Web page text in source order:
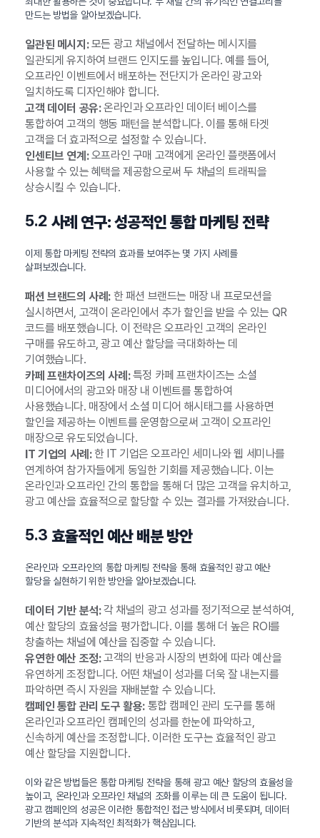
만드는 방법을 알아보겠습니다.
일관된 메시지:모든 광고 채널에서 전달하는 메시지를
일관되게 유지하여 브랜드 인지도를 높입니다. 예를 들어,
오프라인 이벤트에서 배포하는 전단지가 온라인 광고와
일치하도록 디자인해야 합니다.
고객 데이터 공유:온라인과 오프라인 데이터 베이스를
통합하여 고객의 행동 패턴을 분석합니다. 이를 통해 타겟
고객을 더 효과적으로 설정할 수 있습니다.
인센티브 연계:오프라인 구매 고객에게 온라인 플랫폼에서
사용할 수 있는 혜택을 제공함으로써 두 채널의 트래픽을
상승시킬 수 있습니다.
5.2 사례 연구: 성공적인 통합 마케팅 전략
이제 통합 마케팅 전략의 효과를 보여주는 몇 가지 사례를
살펴보겠습니다.
패션 브랜드의 사례:한 패션 브랜드는 매장 내 프로모션을
실시하면서, 고객이 온라인에서 추가 할인을 받을 수 있는 QR
코드를 배포했습니다. 이 전략은 오프라인 고객의 온라인
구매를 유도하고, 광고 예산 할당을 극대화하는 데
기여했습니다.
카페 프랜차이즈의 사례:특정 카페 프랜차이즈는 소셜
미디어에서의 광고와 매장 내 이벤트를 통합하여
사용했습니다. 매장에서 소셜 미디어 해시태그를 사용하면
할인을 제공하는 이벤트를 운영함으로써 고객이 오프라인
매장으로 유도되었습니다.
IT 기업의 사례:한 IT 기업은 오프라인 세미나와 웹 세미나를
연계하여 참가자들에게 동일한 기회를 제공했습니다. 이는
온라인과 오프라인 간의 통합을 통해 더 많은 고객을 유치하고,
광고 예산을 효율적으로 할당할 수 있는 결과를 가져왔습니다.
5.3 효율적인 예산 배분 방안
온라인과 오프라인의 통합 마케팅 전략을 통해 효율적인 광고 예산
할당을 실현하기 위한 방안을 알아보겠습니다.
데이터 기반 분석:각 채널의 광고 성과를 정기적으로 분석하여,
예산 할당의 효율성을 평가합니다. 이를 통해 더 높은 ROI를
창출하는 채널에 예산을 집중할 수 있습니다.
유연한 예산 조정:고객의 반응과 시장의 변화에 따라 예산을
유연하게 조정합니다. 어떤 채널이 성과를 더욱 잘 내는지를
파악하면 즉시 자원을 재배분할 수 있습니다.
캠페인 통합 관리 도구 활용:통합 캠페인 관리 도구를 통해
온라인과 오프라인 캠페인의 성과를 한눈에 파악하고,
신속하게 예산을 조정합니다. 이러한 도구는 효율적인 광고
예산 할당을 지원합니다.
이와 같은 방법들은 통합 마케팅 전략을 통해 광고 예산 할당의 효율성을
높이고, 온라인과 오프라인 채널의 조화를 이루는 데 큰 도움이 됩니다.
광고 캠페인의 성공은 이러한 통합적인 접근 방식에서 비롯되며, 데이터
기반의 분석과 지속적인 최적화가 핵심입니다.